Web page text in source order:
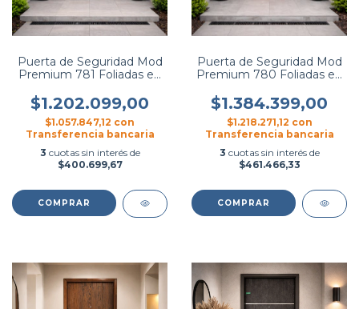
Puerta de Seguridad Mod
Premium 781 Foliadas en
$1.202.099,00
$1.057.847,12 con
Transferencia bancaria
3 cuotas sin interés de
$400.699,67
COMPRAR
Puerta de Seguridad Mod
Premium 780 Foliadas en
$1.384.399,00
$1.218.271,12 con
Transferencia bancaria
3 cuotas sin interés de
$461.466,33
COMPRAR